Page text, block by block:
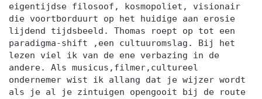
eigentijdse filosoof, kosmopoliet, visionair
die voortborduurt op het huidige aan erosie
lijdend tijdsbeeld. Thomas roept op tot een
paradigma-shift ,een cultuuromslag. Bij het
lezen viel ik van de ene verbazing in de
andere. Als musicus,filmer,cultureel
ondernemer wist ik allang dat je wijzer wordt
als je al je zintuigen opengooit bij de route